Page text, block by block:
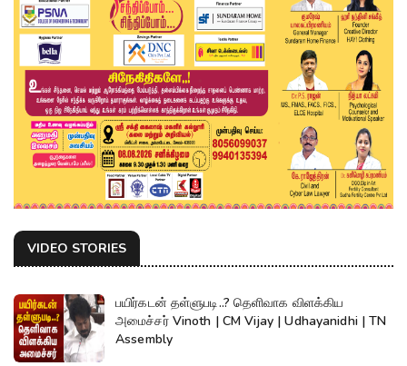
VIDEO STORIES
பயிர்கடன் தள்ளுபடி..? தெளிவாக விளக்கிய
அமைச்சர் Vinoth | CM Vijay | Udhayanidhi | TN
Assembly